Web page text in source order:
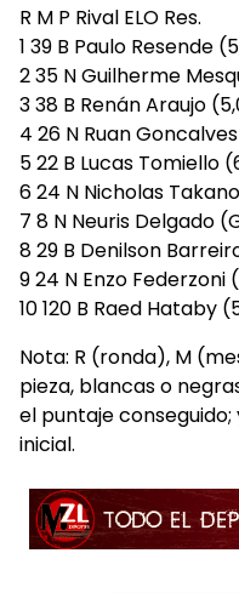
R M P Rival ELO Res.
1 39 B Paulo Resende
2 35 N Guilherme
3 38 B Renán Araujo
4 26 N Ruan
5 22 B Lucas Tomiello
6 24 N Nicholas
7 8 N Neuris Delgado
8 29 B Denilson
9 24 N Enzo Federzoni
10 120 B Raed Hataby
Nota: R (ronda), M
pieza, blancas o
el puntaje conseguido;
inicial.